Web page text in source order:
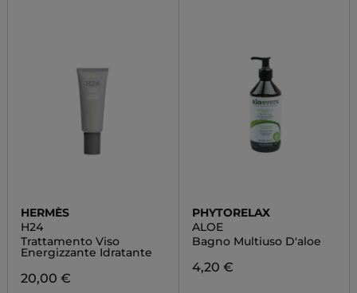
HERMÈS
H24
Trattamento Viso
Energizzante Idratante
20,00 €
PHYTORELAX
ALOE
Bagno Multiuso D'aloe
4,20 €